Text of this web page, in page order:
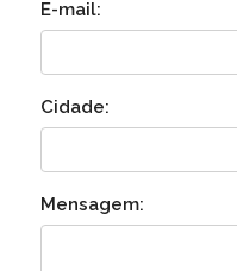
E-mail:
Cidade:
Mensagem: